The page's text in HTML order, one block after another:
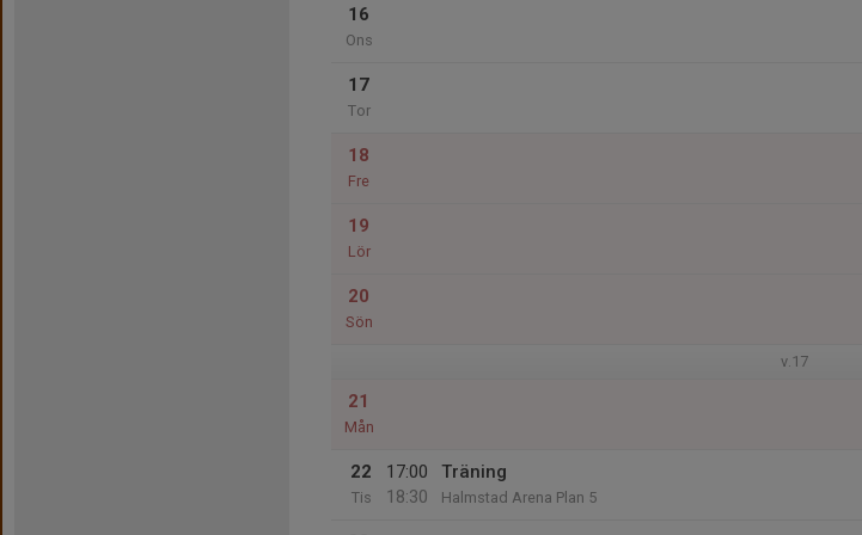
16
Ons
17
Tor
18
Fre
19
Lör
20
Sön
v.17
21
Mån
22
Tis
17:00
18:30
Träning
Halmstad Arena Plan 5